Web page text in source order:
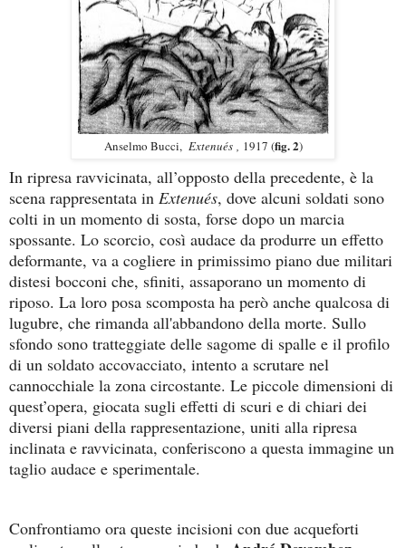
Anselmo Bucci, Extenués , 1917 (fig. 2)
In ripresa ravvicinata, all’opposto della precedente, è la
scena rappresentata in Extenués, dove alcuni soldati sono
colti in un momento di sosta, forse dopo un marcia
spossante. Lo scorcio, così audace da produrre un effetto
deformante, va a cogliere in primissimo piano due militari
distesi bocconi che, sfiniti, assaporano un momento di
riposo. La loro posa scomposta ha però anche qualcosa di
lugubre, che rimanda all'abbandono della morte. Sullo
sfondo sono tratteggiate delle sagome di spalle e il profilo
di un soldato accovacciato, intento a scrutare nel
cannocchiale la zona circostante. Le piccole dimensioni di
quest’opera, giocata sugli effetti di scuri e di chiari dei
diversi piani della rappresentazione, uniti alla ripresa
inclinata e ravvicinata, conferiscono a questa immagine un
taglio audace e sperimentale.
Confrontiamo ora queste incisioni con due acqueforti